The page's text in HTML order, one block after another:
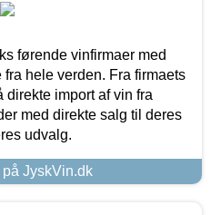
førende vinfirmaer med
hele verden. Fra firmaets
direkte import af vin fra
med direkte salg til deres
udvalg.
JyskVin.dk